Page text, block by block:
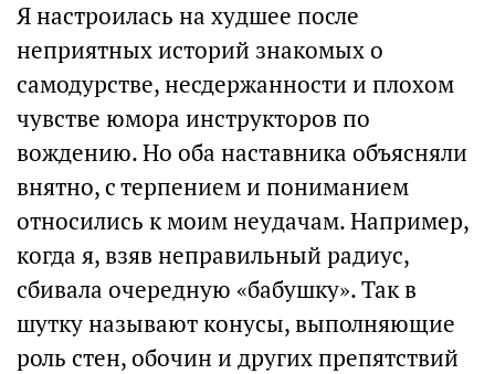
Я настроилась на худшее после
неприятных историй знакомых о
самодурстве, несдержанности и плохом
чувстве юмора инструкторов по
вождению. Но оба наставника объясняли
внятно, с терпением и пониманием
относились к моим неудачам. Например,
когда я, взяв неправильный радиус,
сбивала очередную «бабушку». Так в
шутку называют конусы, выполняющие
роль стен, обочин и других препятствий